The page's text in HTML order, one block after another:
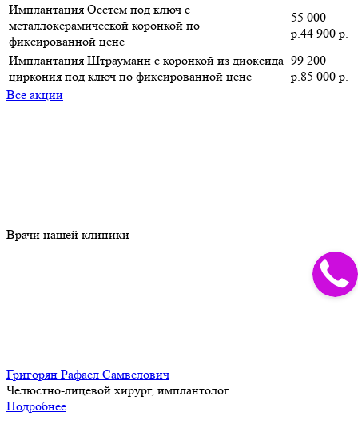
Имплантация Осстем под ключ с
металлокерамической коронкой по
фиксированной цене
55 000
р.44 900 р.
Имплантация Штрауманн с коронкой из диоксида
циркония под ключ по фиксированной цене
99 200
р.85 000 р.
Все акции
Врачи нашей клиники
Григорян Рафаел Самвелович
Челюстно-лицевой хирург, имплантолог
Подробнее